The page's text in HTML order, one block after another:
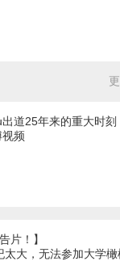
出道25年来的重大时
视频
片！】
太大，无法参加大学